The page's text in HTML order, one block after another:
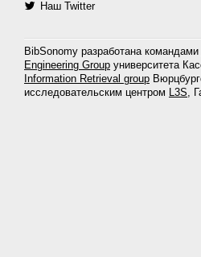
Наш Twitter
BibSonomy разработана командами
Engineering Group университета
Information Retrieval group
исследовательским центром L3S,